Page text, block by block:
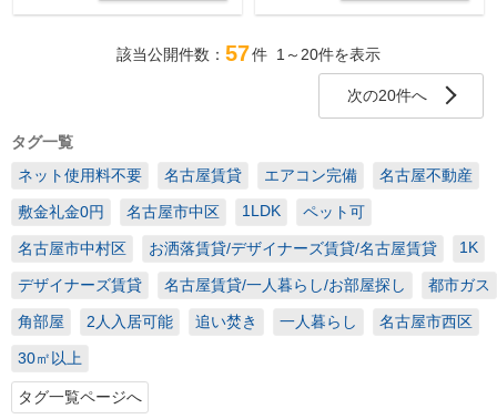
該当公開件数： 57件 1～20件を表示
次の20件へ
タグ一覧
ネット使用料不要
名古屋賃貸 エアコン完備 名古屋不動産
敷金礼金0円 名古屋市中区 1LDK ペット可
名古屋市中村区 お洒落賃貸/デザイナーズ賃貸/名古屋賃貸 1K
デザイナーズ賃貸 名古屋賃貸/一人暮らし/お部屋探し 都市ガス
角部屋 2人入居可能 追い焚き 一人暮らし 名古屋市西区
30㎡以上
タグ一覧ページへ